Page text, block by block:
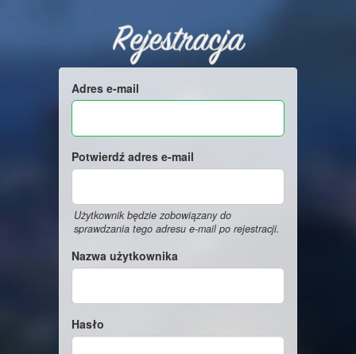
Rejestracja
Adres e-mail
Potwierdź adres e-mail
Użytkownik będzie zobowiązany do
sprawdzania tego adresu e-mail po rejestracji.
Nazwa użytkownika
Hasło